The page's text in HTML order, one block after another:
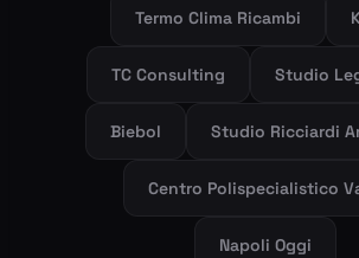
Termo Clima Ricambi
TC Consulting Studio
Biebol Studio Ricciardi
Centro Polispecialistico
Napoli Oggi